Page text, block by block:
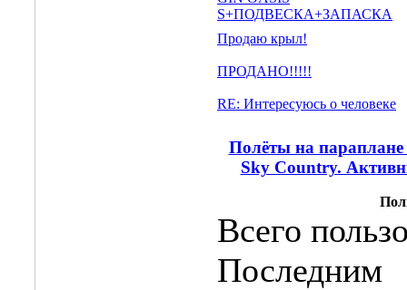
S+ПОДВЕСКА+ЗАПАСКА
Продаю крыл!
ПРОДАНО!!!!!
RE: Интересуюсь о человеке
Полёты на
Sky Country.
Всего
Последним